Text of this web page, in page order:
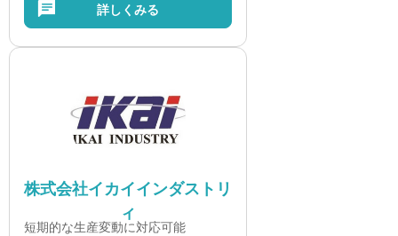
詳しくみる
株式会社イカイインダストリ
ィ
短期的な生産変動に対応可能